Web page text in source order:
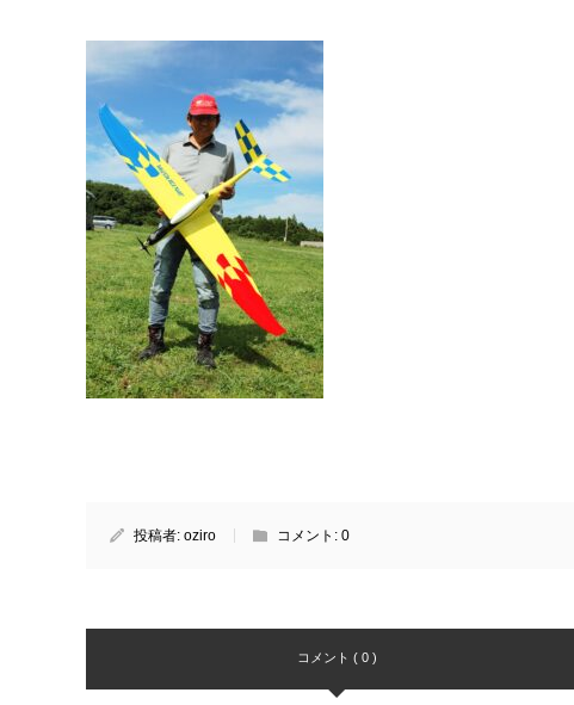
投稿者: oziro コメント: 0
コメント ( 0 )